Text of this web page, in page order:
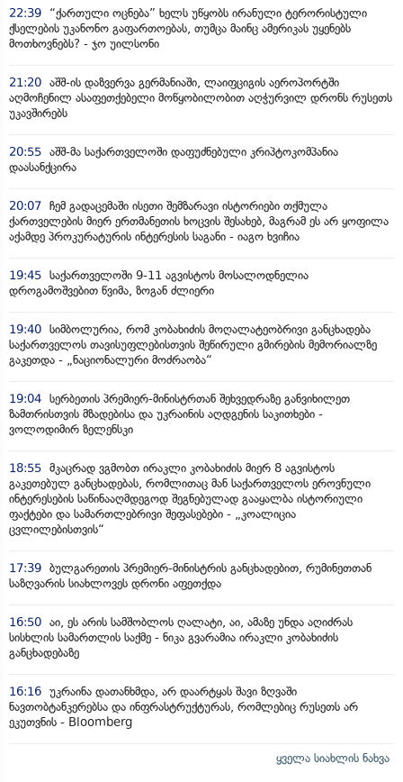
22:39
“ქართული ოცნება” ხელს უწყობს ირანული ტერორისტული
ქსელების უკანონო გაფართოებას, თუმცა მაინც ამერიკას უყენებს
მოთხოვნებს? - ჯო უილსონი
21:20 აშშ-ის დაზვერვა გერმანიაში, ლაიფციგის აეროპორტში
აღმოჩენილ ასაფეთქებელი მოწყობილობით აღჭურვილ დრონს რუსეთს
უკავშირებს
20:55 აშშ-მა საქართველოში დაფუძნებული კრიპტოკომპანია
დაასანქცირა
20:07 ჩემ გადაცემაში ისეთი შემზარავი ისტორიები თქმულა
ქართველების მიერ ერთმანეთის ხოცვის შესახებ, მაგრამ ეს არ ყოფილა
აქამდე პროკურატურის ინტერესის საგანი - იაგო ხვიჩია
19:45 საქართველოში 9-11 აგვისტოს მოსალოდნელია
დროგამოშვებით წვიმა, ზოგან ძლიერი
19:40 სიმბოლურია, რომ კობახიძის მოღალატეობრივი განცხადება
საქართველოს თავისუფლებისთვის შეწირული გმირების მემორიალზე
გაკეთდა - „ნაციონალური მოძრაობა“
19:04 სერბეთის პრემიერ-მინისტრთან შეხვედრაზე განვიხილეთ
ზამთრისთვის მზადებისა და უკრაინის აღდგენის საკითხები -
ვოლოდიმირ ზელენსკი
18:55 მკაცრად ვგმობთ ირაკლი კობახიძის მიერ 8 აგვისტოს
გაკეთებულ განცხადებას, რომლითაც მან საქართველოს ეროვნული
ინტერესების საწინააღმდეგოდ შეგნებულად გააყალბა ისტორიული
ფაქტები და სამართლებრივი შეფასებები - „კოალიცია
ცვლილებისთვის“
17:39 ბულგარეთის პრემიერ-მინისტრის განცხადებით, რუმინეთთან
საზღვარის სიახლოვეს დრონი აფეთქდა
16:50 აი, ეს არის სამშობლოს ღალატი, აი, ამაზე უნდა აღიძრას
სისხლის სამართლის საქმე - ნიკა გვარამია ირაკლი კობახიძის
განცხადებაზე
16:16 უკრაინა დათანხმდა, არ დაარტყას შავი ზღვაში
ნავთობტანკერებსა და ინფრასტრუქტურას, რომლებიც რუსეთს არ
ეკუთვნის - Bloomberg
ყველა სიახლის ნახვა